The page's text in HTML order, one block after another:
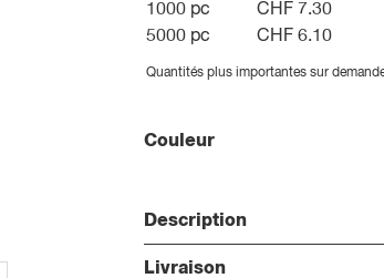
1000 pc
CHF 7.30
5000 pc
CHF 6.10
Quantités plus importantes sur
Couleur
Description
Livraison